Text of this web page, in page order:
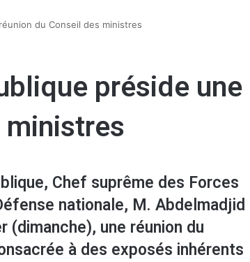
du Conseil des ministres
préside une
Chef suprême des Forces
nationale, M. Abdelmadjid
(dimanche), une réunion du
à des exposés inhérents